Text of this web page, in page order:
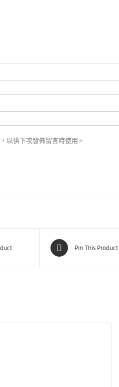
以供下次發佈留言時使用。
Pin This Product